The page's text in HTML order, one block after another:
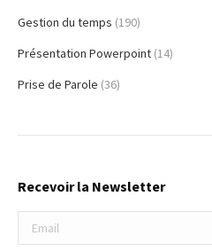
Gestion du temps (190)
Présentation Powerpoint (14)
Prise de Parole (36)
Recevoir la Newsletter